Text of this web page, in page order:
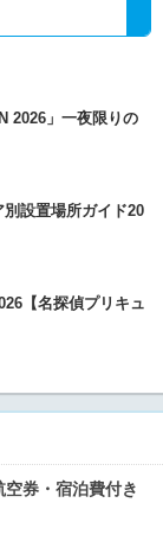
2026」一夜限りの
設置場所ガイド20
【名探偵プリキュ
券・宿泊費付き